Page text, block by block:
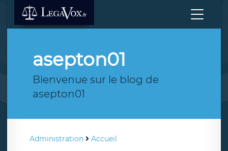
asepton01
Bienvenue sur le blog de
asepton01
Administration Accueil